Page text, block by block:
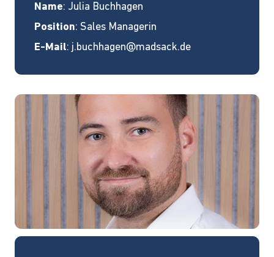
Name: Julia Buchhagen
Position: Sales Managerin
E-Mail: j.buchhagen@madsack.de